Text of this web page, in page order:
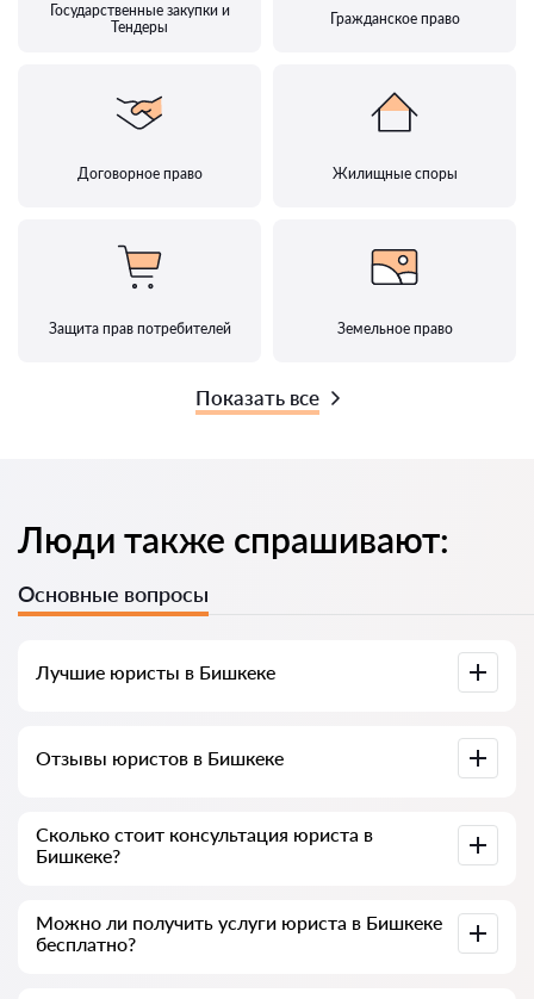
Государственные закупки и
Тендеры
Гражданское право
Договорное право Жилищные споры
Защита прав потребителей Земельное право
Показать все
Люди также спрашивают:
Основные вопросы
Лучшие юристы в Бишкеке
информацией. Цены, отзывы, номер телефона и адрес.
Отзывы юристов в Бишкеке
мы не удаляем отрицательные отзывы и нет
возможности накрутить его.
Сколько стоит консультация юриста в
Бишкеке?
и выше (цены могут меняться от сложности вопроса и
формы ответа)
Можно ли получить услуги юриста в Бишкеке
бесплатно?